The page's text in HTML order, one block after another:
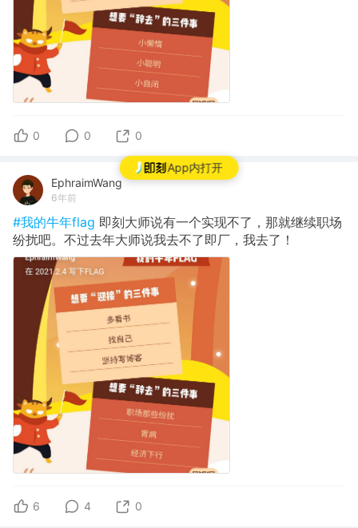
App内打开
0 0 0
EphraimWang
6年前
#我的牛年flag 即刻大师说有一个实现不了，那就继续职场
纷扰吧。不过去年大师说我去不了即厂，我去了！
6 4 0